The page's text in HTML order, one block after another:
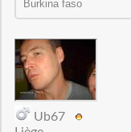
Ub67